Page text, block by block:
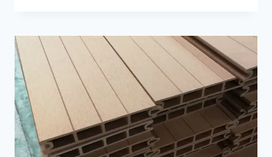
複
合
地
板：
索
擠
出
木
塑